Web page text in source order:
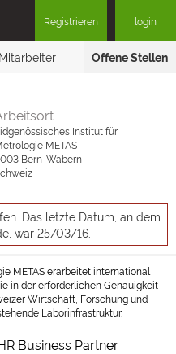
Registrieren login
Mitarbeiter Offene Stellen
Institut für
METAS
Bern-Wabern
Das letzte Datum, an dem
war 25/03/16.
METAS erarbeitet international
in der erforderlichen Genauigkeit
Wirtschaft, Forschung und
Laborinfrastruktur.
Business Partner